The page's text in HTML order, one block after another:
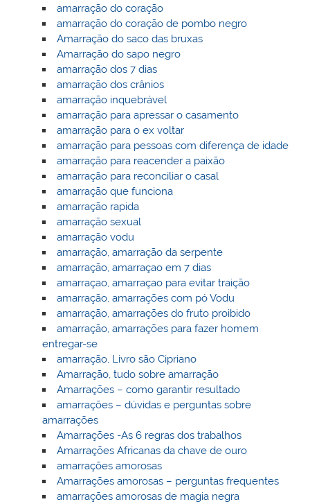
amarração do coração
amarração do coração de pombo negro
Amarração do saco das bruxas
Amarração do sapo negro
amarração dos 7 dias
amarração dos crânios
amarração inquebrável
amarração para apressar o casamento
amarração para o ex voltar
amarração para pessoas com diferença de idade
amarração para reacender a paixão
amarração para reconciliar o casal
amarração que funciona
amarração rapida
amarração sexual
amarração vodu
amarração, amarração da serpente
amarração, amarraçao em 7 dias
amarraçao, amarraçao para evitar traição
amarração, amarrações com pó Vodu
amarração, amarrações do fruto proibido
amarração, amarrações para fazer homem
entregar-se
amarração, Livro são Cipriano
Amarração, tudo sobre amarração
Amarrações – como garantir resultado
amarrações – dúvidas e perguntas sobre
amarrações
Amarrações -As 6 regras dos trabalhos
Amarrações Africanas da chave de ouro
amarrações amorosas
Amarrações amorosas – perguntas frequentes
amarrações amorosas de magia negra